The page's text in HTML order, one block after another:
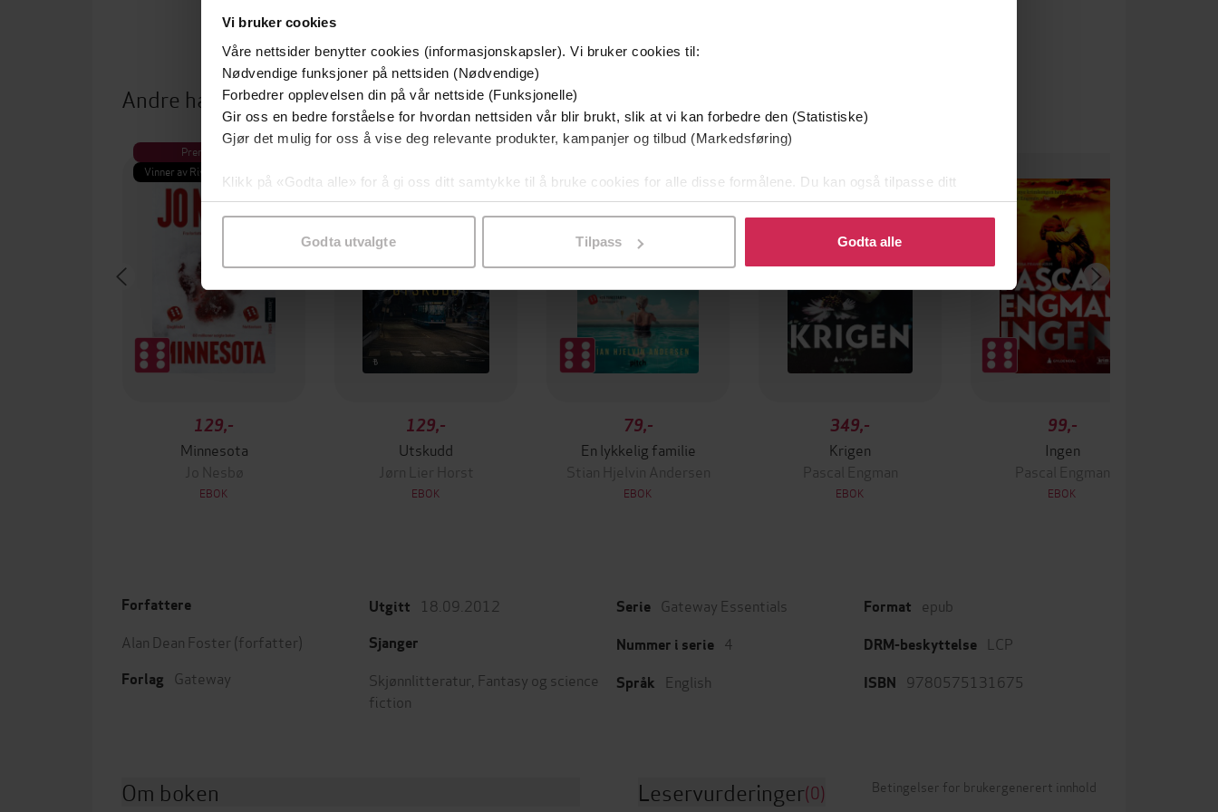
Vi bruker cookies
Våre nettsider benytter cookies (informasjonskapsler). Vi bruker cookies til:
Nødvendige funksjoner på nettsiden (Nødvendige)
Forbedrer opplevelsen din på vår nettside (Funksjonelle)
Gir oss en bedre forståelse for hvordan nettsiden vår blir brukt, slik at vi kan forbedre den (Statistiske)
Gjør det mulig for oss å vise deg relevante produkter, kampanjer og tilbud (Markedsføring)
Klikk på «Godta alle» for å gi oss ditt samtykke til å bruke cookies for alle disse formålene. Du kan også tilpasse ditt
samtykke til spesifikke formål ved å klikke på «Tilpass». Du kan når som helst trekke tilbake eller endre ditt samtykke.
Godta utvalgte Tilpass Godta alle
Andre har også kjøpt
Premium
Vinner av Rivertonprisen
129,-
Minnesota
Jo Nesbø
EBOK
Premium
129,-
Utskudd
Jørn Lier Horst
EBOK
Premium
79,-
En lykkelig familie
Stian Hjelvin Andersen
EBOK
349,-
Krigen
Pascal Engman
EBOK
99,-
Ingen
Pascal Engman
EBOK
Forfattere
Alan Dean Foster (forfatter)
Forlag Gateway
Utgitt 18.09.2012
Sjanger
Skjønnlitteratur Fantasy og science
fiction
Serie Gateway Essentials
Nummer i serie 4
Språk English
Format epub
DRM-beskyttelse LCP
ISBN 9780575131675
Om boken Leservurderinger(0) Betingelser for brukergenerert innhold